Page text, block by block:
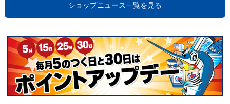
ショップニュース一覧を見る